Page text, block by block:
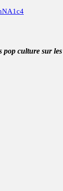
pop culture sur